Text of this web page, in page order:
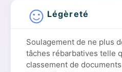
Légèreté
Soulagement de ne plus
tâches rébarbatives telle
classement de